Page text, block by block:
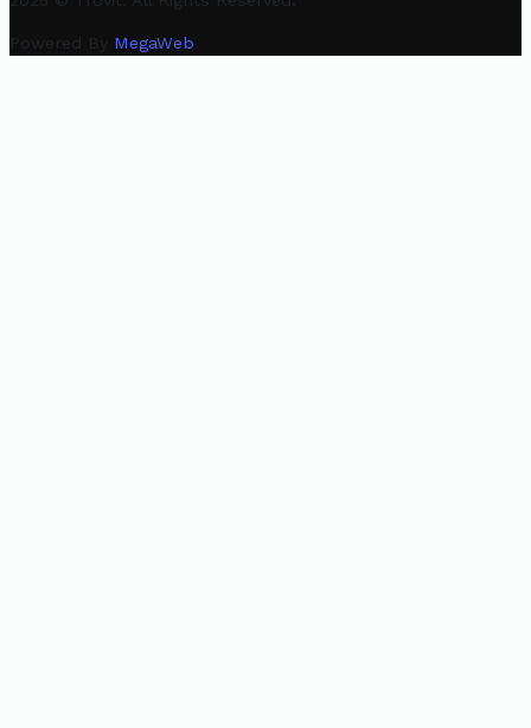
Powered By MegaWeb